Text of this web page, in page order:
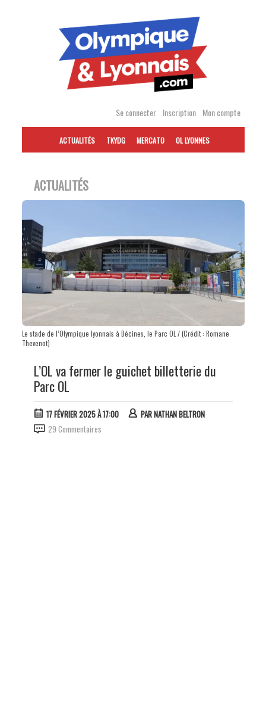
Se connecter Inscription Mon compte
ACTUALITÉS TKYDG MERCATO OL LYONNES
ACTUALITÉS
Le stade de l’Olympique lyonnais à Décines, le Parc OL / (Crédit : Romane
Thevenot)
L’OL va fermer le guichet billetterie du
Parc OL
17 FÉVRIER 2025 À 17:00 PARNATHAN BELTRON
29 Commentaires